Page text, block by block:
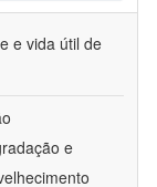
e vida útil de
e